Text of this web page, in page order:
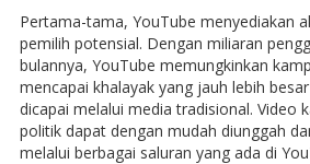
Pertama-tama, YouTube menyediakan
pemilih potensial. Dengan miliaran
bulannya, YouTube memungkinkan
mencapai khalayak yang jauh lebih
dicapai melalui media tradisional. Video
politik dapat dengan mudah diunggah
melalui berbagai saluran yang ada di